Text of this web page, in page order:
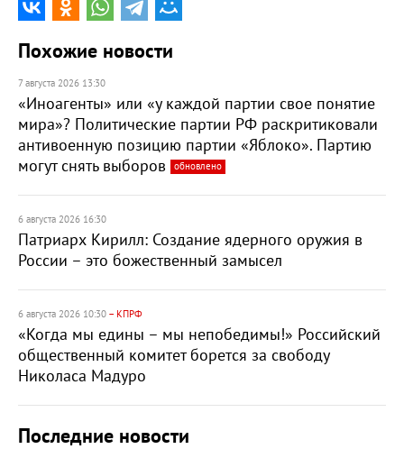
Похожие новости
7 августа 2026 13:30
«Иноагенты» или «у каждой партии свое понятие
мира»? Политические партии РФ раскритиковали
антивоенную позицию партии «Яблоко». Партию
могут снять выборов
обновлено
6 августа 2026 16:30
Патриарх Кирилл: Создание ядерного оружия в
России – это божественный замысел
6 августа 2026 10:30 – КПРФ
«Когда мы едины – мы непобедимы!» Российский
общественный комитет борется за свободу
Николаса Мадуро
Последние новости